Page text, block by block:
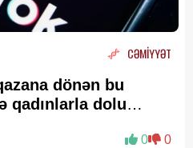
CƏMİYYƏT
dönən bu
0 0